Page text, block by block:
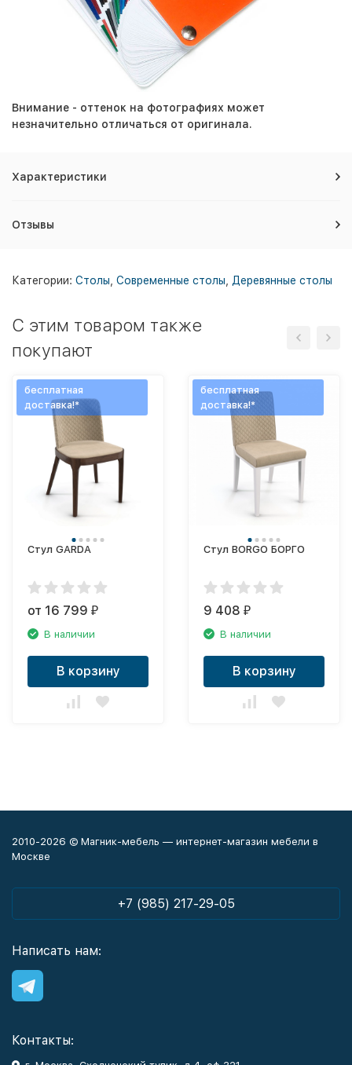
Внимание - оттенок на фотографиях может
незначительно отличаться от оригинала.
Характеристики
Отзывы
Категории: Столы Современные столы Деревянные столы
C этим товаром также
покупают
бесплатная
доставка!*
Стул GARDA
от 16 799 ₽
В наличии
В корзину
бесплатная
доставка!*
Стул BORGO БОРГО
9 408 ₽
В наличии
В корзину
2010-2026 © Магник-мебель — интернет-магазин мебели в
Москве
+7 (985) 217-29-05
Написать нам:
Контакты: